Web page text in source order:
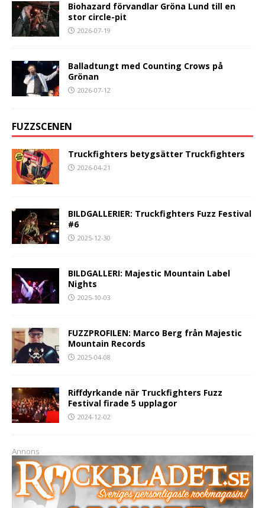
Biohazard förvandlar Gröna Lund till en
stor circle-pit
2026-07-19
Balladtungt med Counting Crows på
Grönan
2026-07-12
FUZZSCENEN
Truckfighters betygsätter Truckfighters
2026-04-21
BILDGALLERIER: Truckfighters Fuzz Festival
#6
2025-12-30
BILDGALLERI: Majestic Mountain Label
Nights
2025-10-03
FUZZPROFILEN: Marco Berg från Majestic
Mountain Records
2025-04-08
Riffdyrkande när Truckfighters Fuzz
Festival firade 5 upplagor
2024-12-02
Annons